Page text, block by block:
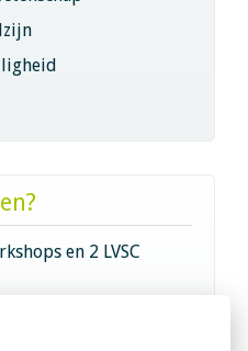
en 2 LVSC
vakgenoten